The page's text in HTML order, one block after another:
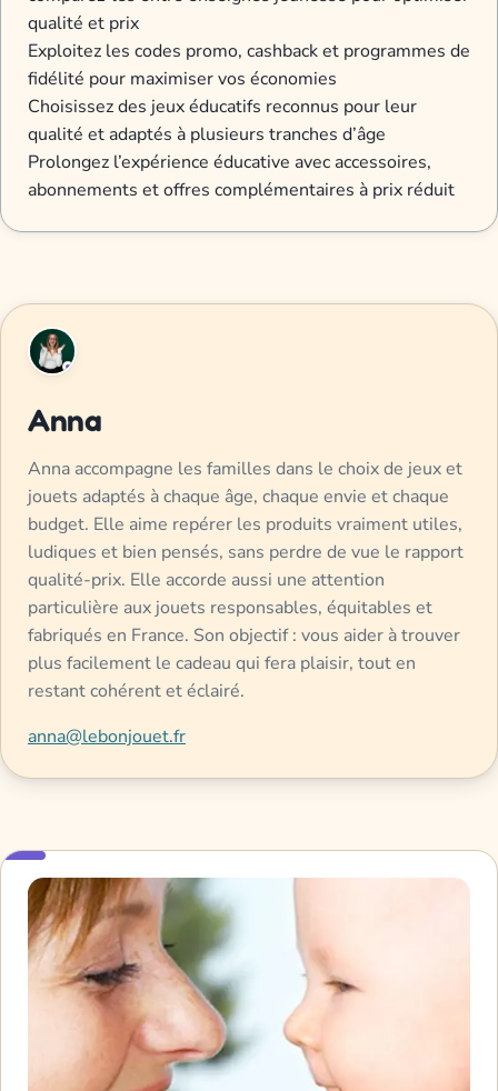
qualité et prix
Exploitez les codes promo, cashback et programmes de
fidélité pour maximiser vos économies
Choisissez des jeux éducatifs reconnus pour leur
qualité et adaptés à plusieurs tranches d’âge
Prolongez l’expérience éducative avec accessoires,
abonnements et offres complémentaires à prix réduit
Anna
Anna accompagne les familles dans le choix de jeux et
jouets adaptés à chaque âge, chaque envie et chaque
budget. Elle aime repérer les produits vraiment utiles,
ludiques et bien pensés, sans perdre de vue le rapport
qualité-prix. Elle accorde aussi une attention
particulière aux jouets responsables, équitables et
fabriqués en France. Son objectif : vous aider à trouver
plus facilement le cadeau qui fera plaisir, tout en
restant cohérent et éclairé.
anna@lebonjouet.fr